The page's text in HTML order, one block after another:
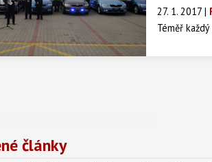
27. 1. 2017 |
Téměř
Někldy se
články